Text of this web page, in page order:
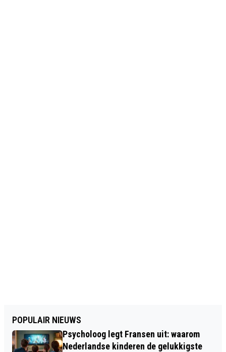
POPULAIR NIEUWS
Psycholoog legt Fransen uit: waarom
Nederlandse kinderen de gelukkigste